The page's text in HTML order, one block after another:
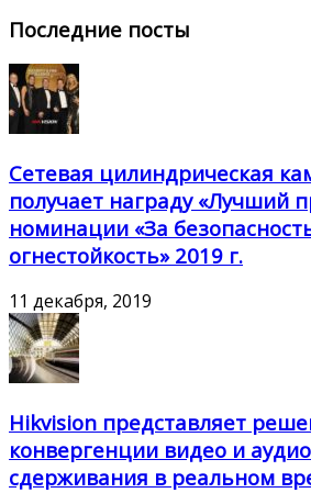
Последние посты
Сетевая цилиндрическая
получает награду «Лучший
номинации «За
огнестойкость» 2019 г.
11 декабря, 2019
Hikvision представляет
конвергенции видео и
сдерживания в реальном